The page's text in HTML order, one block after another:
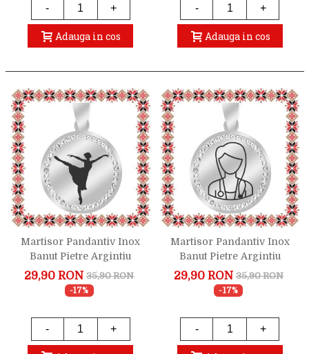
- +
Adauga in cos
- +
Adauga in cos
Martisor Pandantiv Inox
Banut Pietre Argintiu
Balerina
29,90 RON 35,90 RON
-17%
- +
Martisor Pandantiv Inox
Banut Pietre Argintiu
Silueta Doctor
29,90 RON 35,90 RON
-17%
- +